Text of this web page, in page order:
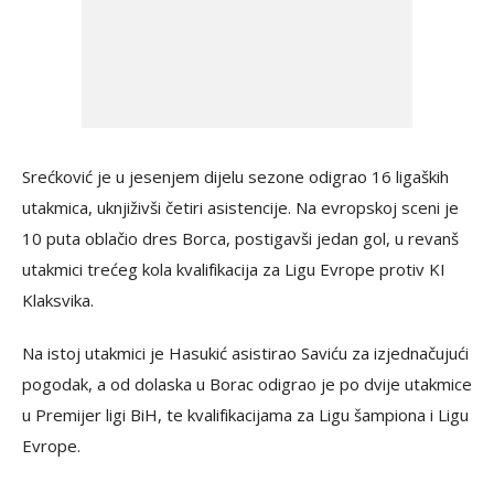
Srećković je u jesenjem dijelu sezone odigrao 16 ligaških
utakmica, uknjiživši četiri asistencije. Na evropskoj sceni je
10 puta oblačio dres Borca, postigavši jedan gol, u revanš
utakmici trećeg kola kvalifikacija za Ligu Evrope protiv KI
Klaksvika.
Na istoj utakmici je Hasukić asistirao Saviću za izjednačujući
pogodak, a od dolaska u Borac odigrao je po dvije utakmice
u Premijer ligi BiH, te kvalifikacijama za Ligu šampiona i Ligu
Evrope.